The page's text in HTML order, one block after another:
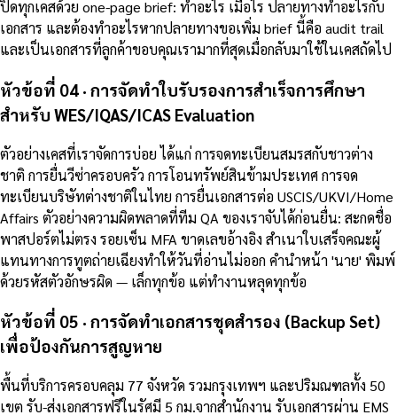
ปิดทุกเคสด้วย one-page brief: ทำอะไร เมื่อไร ปลายทางทำอะไรกับ
เอกสาร และต้องทำอะไรหากปลายทางขอเพิ่ม brief นี้คือ audit trail
และเป็นเอกสารที่ลูกค้าขอบคุณเรามากที่สุดเมื่อกลับมาใช้ในเคสถัดไป
หัวข้อที่ 04 · การจัดทำใบรับรองการสำเร็จการศึกษา
สำหรับ WES/IQAS/ICAS Evaluation
ตัวอย่างเคสที่เราจัดการบ่อย ได้แก่ การจดทะเบียนสมรสกับชาวต่าง
ชาติ การยื่นวีซ่าครอบครัว การโอนทรัพย์สินข้ามประเทศ การจด
ทะเบียนบริษัทต่างชาติในไทย การยื่นเอกสารต่อ USCIS/UKVI/Home
Affairs ตัวอย่างความผิดพลาดที่ทีม QA ของเราจับได้ก่อนยื่น: สะกดชื่อ
พาสปอร์ตไม่ตรง รอยเซ็น MFA ขาดเลขอ้างอิง สำเนาใบเสร็จคณะผู้
แทนทางการทูตถ่ายเฉียงทำให้วันที่อ่านไม่ออก คำนำหน้า 'นาย' พิมพ์
ด้วยรหัสตัวอักษรผิด — เล็กทุกข้อ แต่ทำงานหลุดทุกข้อ
หัวข้อที่ 05 · การจัดทำเอกสารชุดสำรอง (Backup Set)
เพื่อป้องกันการสูญหาย
พื้นที่บริการครอบคลุม 77 จังหวัด รวมกรุงเทพฯ และปริมณฑลทั้ง 50
เขต รับ-ส่งเอกสารฟรีในรัศมี 5 กม.จากสำนักงาน รับเอกสารผ่าน EMS